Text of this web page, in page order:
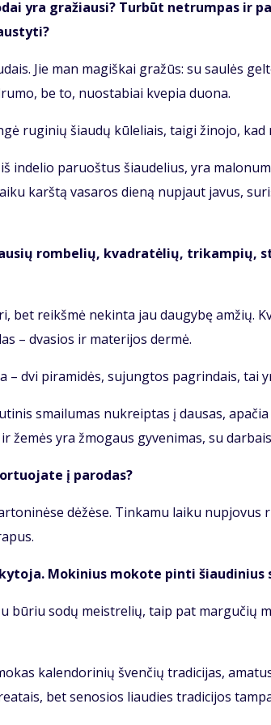
yra gra­žiau­si? Tur­būt ne­trum­pas ir
Jie man ma­giš­kai gra­žūs: su sau­lės
be to, nuo­sta­biai kve­pia duo­na.
ru­gi­nių šiau­dų kū­le­liais, tai­gi ži­no­jo,
in­de­lio pa­ruoš­tus šiau­de­lius, yra
karš­tą va­sa­ros die­ną nu­pjaut ja­vus,
rom­be­lių, kvad­ra­tė­lių, tri­kam­pių,
bet reikš­mė ne­kin­ta jau dau­gy­bę am­žių.
– dva­sios ir ma­te­ri­jos der­mė.
– dvi pi­ra­mi­dės, su­jung­tos pa­grin­dais, tai
smai­lu­mas nu­kreip­tas į dau­sas,
že­mės yra žmo­gaus gy­ve­ni­mas, su
į pa­ro­das?
dė­žė­se. Tin­ka­mu lai­ku
Mo­ki­nius mo­ko­te pin­ti šiau­di­nius
bū­riu so­dų meist­re­lių, taip pat
ka­len­do­ri­nių šven­čių tra­di­ci­jas,
bet se­no­sios liau­dies tra­di­ci­jos